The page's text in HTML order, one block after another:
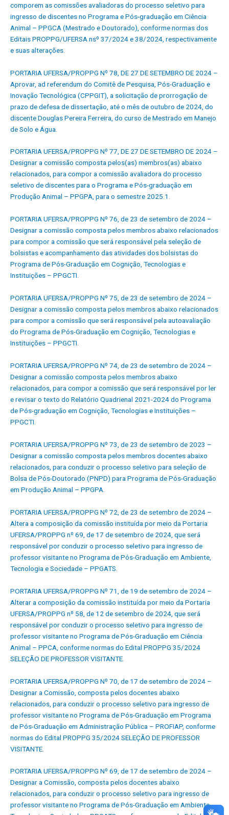
comporem as comissões avaliadoras do processo seletivo para
ingresso de discentes no Programa e Pós-graduação em Ciência
Animal – PPGCA (Mestrado e Doutorado), conforme normas dos
Editais PROPPG/UFERSA nsº 37/2024 e 38/2024, respectivamente
e suas alterações.
PORTARIA UFERSA/PROPPG Nº 78, DE 27 DE SETEMBRO DE 2024 –
Aprovar, ad referendum do Comitê de Pesquisa, Pós-Graduação e
Inovação Tecnológica (CPPGIT), a solicitação de prorrogação de
prazo de defesa de dissertação, até o mês de outubro de 2024, do
discente Douglas Pereira Ferreira, do curso de Mestrado em Manejo
de Solo e Água.
PORTARIA UFERSA/PROPPG Nº 77, DE 27 DE SETEMBRO DE 2024 –
Designar a comissão composta pelos(as) membros(as) abaixo
relacionados, para compor a comissão avaliadora do processo
seletivo de discentes para o Programa e Pós-graduação em
Produção Animal – PPGPA, para o semestre 2025.1.
PORTARIA UFERSA/PROPPG Nº 76, de 23 de setembro de 2024 –
Designar a comissão composta pelos membros abaixo relacionados
para compor a comissão que será responsável pela seleção de
bolsistas e acompanhamento das atividades dos bolsistas do
Programa de Pós-Graduação em Cognição, Tecnologias e
Instituições – PPGCTI.
PORTARIA UFERSA/PROPPG Nº 75, de 23 de setembro de 2024 –
Designar a comissão composta pelos membros abaixo relacionados
para compor a comissão que será responsável pela autoavaliação
do Programa de Pós-Graduação em Cognição, Tecnologias e
Instituições – PPGCTI.
PORTARIA UFERSA/PROPPG Nº 74, de 23 de setembro de 2024 –
Designar a comissão composta pelos membros abaixo
relacionados, para compor a comissão que será responsável por ler
e revisar o texto do Relatório Quadrienal 2021-2024 do Programa
de Pós-graduação em Cognição, Tecnologias e Instituições –
PPGCTI.
PORTARIA UFERSA/PROPPG Nº 73, de 23 de setembro de 2023 –
Designar a comissão composta pelos membros docentes abaixo
relacionados, para conduzir o processo seletivo para seleção de
Bolsa de Pós-Doutorado (PNPD) para Programa de Pós-Graduação
em Produção Animal – PPGPA.
PORTARIA UFERSA/PROPPG Nº 72, de 23 de setembro de 2024 –
Altera a composição da comissão instituída por meio da Portaria
UFERSA/PROPPG nº 69, de 17 de setembro de 2024, que será
responsável por conduzir o processo seletivo para ingresso de
professor visitante no Programa de Pós-Graduação em Ambiente,
Tecnologia e Sociedade – PPGATS.
PORTARIA UFERSA/PROPPG Nº 71, de 19 de setembro de 2024 –
Alterar a composição da comissão instituída por meio da Portaria
UFERSA/PROPPG nº 58, de 12 de setembro de 2024, que será
responsável por conduzir o processo seletivo para ingresso de
professor visitante no Programa de Pós-Graduação em Ciência
Animal – PPCA, conforme normas do Edital PROPPG 35/2024
SELEÇÃO DE PROFESSOR VISITANTE.
PORTARIA UFERSA/PROPPG Nº 70, de 17 de setembro de 2024 –
Designar a Comissão, composta pelos docentes abaixo
relacionados, para conduzir o processo seletivo para ingresso de
professor visitante no Programa de Pós-Graduação em Programa
de Pós-Graduação em Administração Pública – PROFIAP, conforme
normas do Edital PROPPG 35/2024 SELEÇÃO DE PROFESSOR
VISITANTE
PORTARIA UFERSA/PROPPG Nº 69, de 17 de setembro de 2024 –
Designar a Comissão, composta pelos docentes abaixo
relacionados, para conduzir o processo seletivo para ingresso de
professor visitante no Programa de Pós-Graduação em Ambiente,